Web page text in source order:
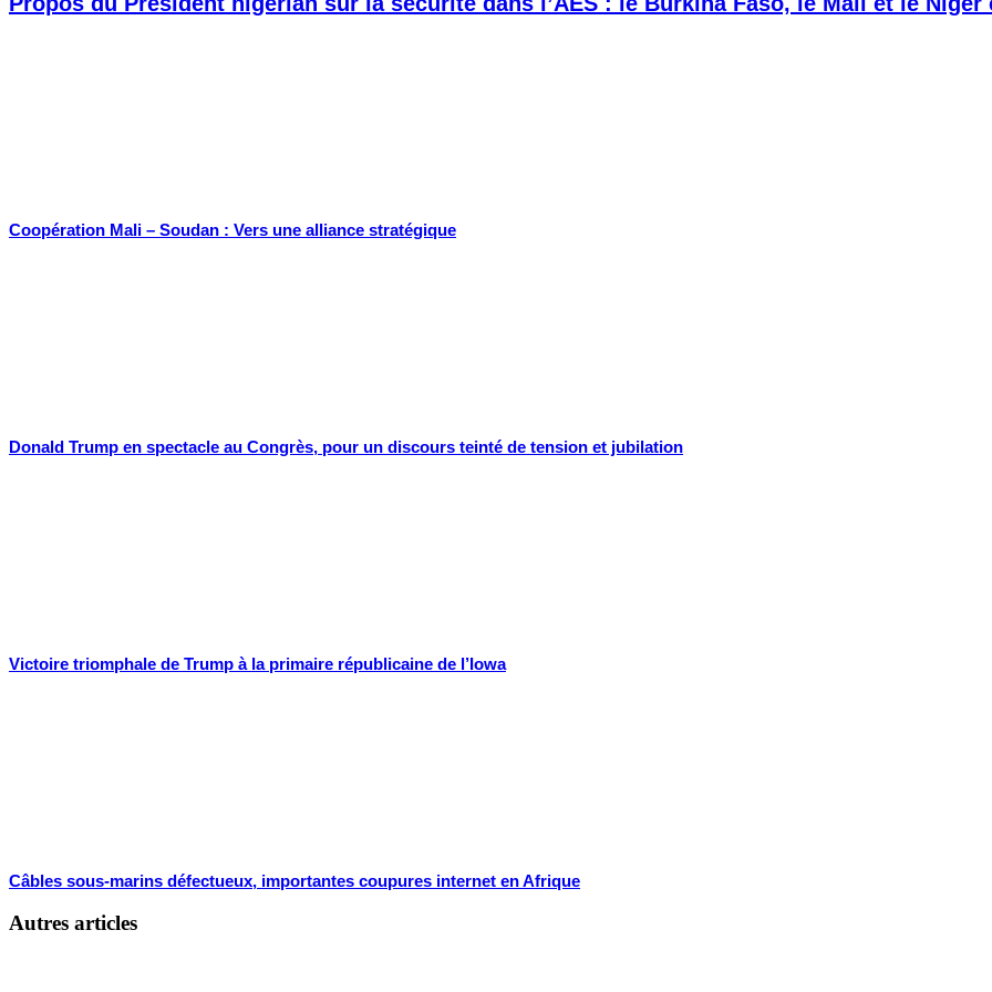
Coopération Mali – Soudan : Vers une alliance stratégique
Donald Trump en spectacle au Congrès, pour un discours teinté de tension et jubilation
Victoire triomphale de Trump à la primaire républicaine de l’Iowa
Câbles sous-marins défectueux, importantes coupures internet en Afrique
Autres articles